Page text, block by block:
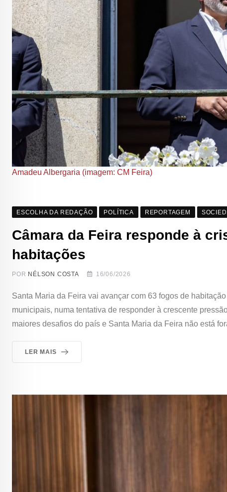
Amadeu Albergaria (imagem: CM Feira)
ESCOLHA DA REDAÇÃO POLÍTICA REPORTAGEM
Câmara da Feira responde à
habitações
POR NÉLSON COSTA 16/06/2026
Santa Maria da Feira vai avançar com 63 fogos de
municipais, numa tentativa de responder à crescente
maiores desafios do país e Santa Maria da Feira não está
LER MAIS